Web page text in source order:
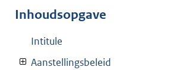
Inhoudsopgave
Intitule
Aanstellingsbeleid